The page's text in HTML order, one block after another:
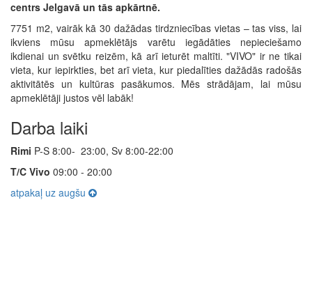
centrs Jelgavā un tās apkārtnē.
7751 m2, vairāk kā 30 dažādas tirdzniecības vietas – tas viss, lai
ikviens mūsu apmeklētājs varētu iegādāties nepieciešamo
ikdienai un svētku reizēm, kā arī ieturēt maltīti. "VIVO" ir ne tikai
vieta, kur iepirkties, bet arī vieta, kur piedalīties dažādās radošās
aktivitātēs un kultūras pasākumos. Mēs strādājam, lai mūsu
apmeklētāji justos vēl labāk!
Darba laiki
Rimi P-S 8:00- 23:00, Sv 8:00-22:00
T/C Vivo 09:00 - 20:00
atpakaļ uz augšu